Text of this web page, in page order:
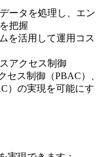
ータを処理し、エン
把握
を活用して運用コス
アクセス制御
セス制御（PBAC）、
）の実現を可能にす